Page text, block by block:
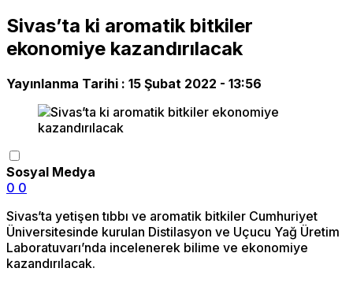
Sivas’ta ki aromatik bitkiler
ekonomiye kazandırılacak
Yayınlanma Tarihi : 15 Şubat 2022 - 13:56
Sosyal Medya
0 0
Sivas’ta yetişen tıbbı ve aromatik bitkiler Cumhuriyet
Üniversitesinde kurulan Distilasyon ve Uçucu Yağ Üretim
Laboratuvarı’nda incelenerek bilime ve ekonomiye
kazandırılacak.